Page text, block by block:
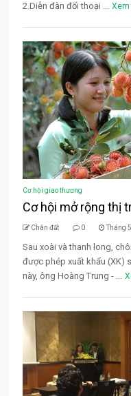
2.Diễn đàn đối thoại ...
Cơ hội giao thương
Cơ hội mở rộng thị
Chân đất 0 Tháng
Sau xoài và thanh long,
được phép xuất khẩu (XK)
này, ông Hoàng Trung - ...